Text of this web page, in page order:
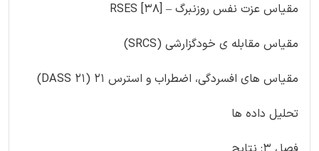
مقیاس عزت نفس روزنبرگ – RSES [38]
مقیاس مقابله ی خودگزارشی (SRCS)
مقیاس های افسردگی، اضطراب و استرس 21 (DASS 21)
تحلیل داده ها